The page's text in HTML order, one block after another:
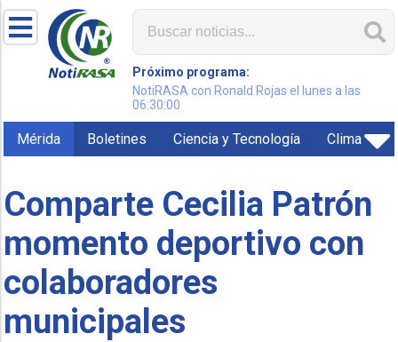
Próximo programa:
NotiRASA con Ronald Rojas el lunes a las
06:30:00
Mérida Boletines Ciencia y Tecnología Clima
Comparte Cecilia Patrón
momento deportivo con
colaboradores
municipales